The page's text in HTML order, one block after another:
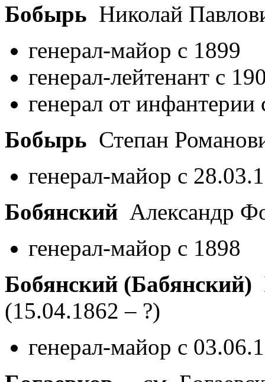
Бобырь Николай
генерал-майор с 1899
генерал-лейтенант с
генерал от инфантерии
Бобырь Степан
генерал-майор с
Бобянский Александр
генерал-майор с 1898
Бобянский (Бабянский)
(15.04.1862 – ?)
генерал-майор с